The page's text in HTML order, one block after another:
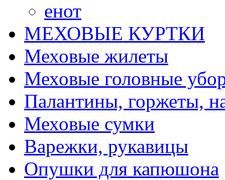
енот
МЕХОВЫЕ КУРТКИ
Меховые жилеты
Меховые головные
Палантины, горжеты,
Меховые сумки
Варежки, рукавицы
Опушки для капюшона